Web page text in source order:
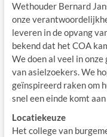
Wethouder Bernard
onze
leveren in de opvang
bekend dat het COA
We doen al veel in
van asielzoekers. We
geïnspireerd raken om
snel een einde komt
Locatiekeuze
Het college van